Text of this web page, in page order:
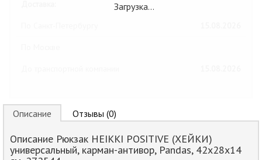
Загрузка…
Описание Отзывы (0)
Описание Рюкзак HEIKKI POSITIVE (ХЕЙКИ)
универсальный, карман-антивор, Pandas, 42х28х14